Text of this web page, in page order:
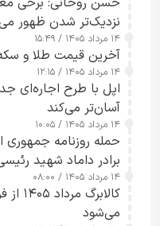
نزدیک‌تر شدن ظهور
۱۴ مرداد ۱۴۰۵ / ۱۵:۴۹
آخرین قیمت طلا و سکه در 14
۱۴ مرداد ۱۴۰۵ / ۱۲:۱۵
اپل با طرح اجاره‌ای
آسان‌تر می‌کند
۱۴ مرداد ۱۴۰۵ / ۱۰:۰۵
حمله روزنامه جمهوری
برادر داماد شهید
۱۴ مرداد ۱۴۰۵ / ۰۸:۰۰
می‌شود